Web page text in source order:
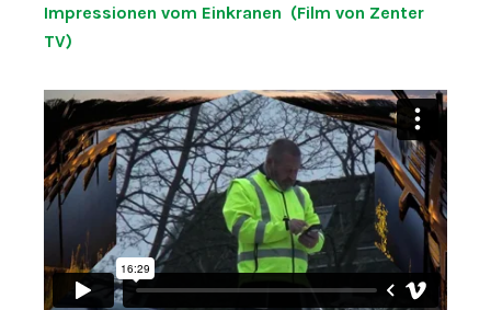
Impressionen vom Einkranen (Film von Zenter
TV)